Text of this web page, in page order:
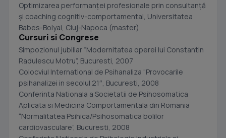
Optimizarea performanţei profesionale prin consultanţă
şi coaching cognitiv-comportamental, Universitatea
Babes-Bolyai, Cluj-Napoca (master)
Cursuri si Congrese
Simpozionul jubiliar “Modernitatea operei lui Constantin
Radulescu Motru”, Bucuresti, 2007
Colocviul International de Psihanaliza “Provocarile
psihanalizei in secolul 21″, Bucuresti, 2008
Conferinta Nationala a Societatii de Psihosomatica
Aplicata si Medicina Comportamentala din Romania
“Normalitatea Psihica/Psihosomatica bolilor
cardiovasculare”, Bucuresti, 2008